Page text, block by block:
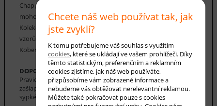
Chappe mají vysoký koeficient tepelné vodivosti, a proto
mohou být použity v místnostech s podlahovým topením.
Kolekce koberců Chappe nabízí řadu klasických i moderních
vzorů, včetně geometrických, floristických a perských.
Koberce Chappe nabízíme v nejrůznějších rozměrech.
DOPORUČENÁ ÚDRŽBA:
Pravidelné vysávání nečistot z koberce, aby se zabránilo jejich
zašlapání do koberce. Pro hloubkové čištění je možné použít
sypké čističe koberců. Koberec se nesmí namáčet.
Chcete náš web používat tak, jak
jste zvyklí?
K tomu potřebujeme váš souhlas s využitím
cookies, které se ukládají ve vašem prohlížeči. Díky
těmto statistickým, preferenčním a reklamním
cookies zjistíme, jak náš web používáte,
přizpůsobíme vám zobrazené informace a
nebudeme vás obtěžovat nerelevantní reklamou.
Můžete také pokračovat pouze s cookies